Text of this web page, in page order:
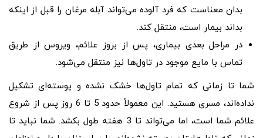
بدان معناست که فرد آلوده می‌تواند آبله مرغان را قبل از اینکه
بداند بیمار است، منتقل کند.
در مراحل بعدی بیماری، پس از بروز علائم، ویروس از طریق
تماس با مایع موجود در تاول‌ها نیز منتقل می‌شود.
شما تا زمانی که تمام تاول‌ها خشک نشده و پوسته‌ای تشکیل
نداده‌اند، مسری هستید. این معمولاً حدود 5 تا 6 روز پس از شروع
علائم شما است، اما می‌تواند تا 3 هفته طول بکشد. شما نباید تا